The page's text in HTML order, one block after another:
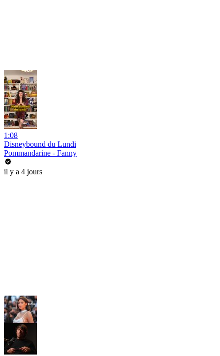
1:08
Disneybound du Lundi
Pommandarine - Fanny
il y a 4 jours